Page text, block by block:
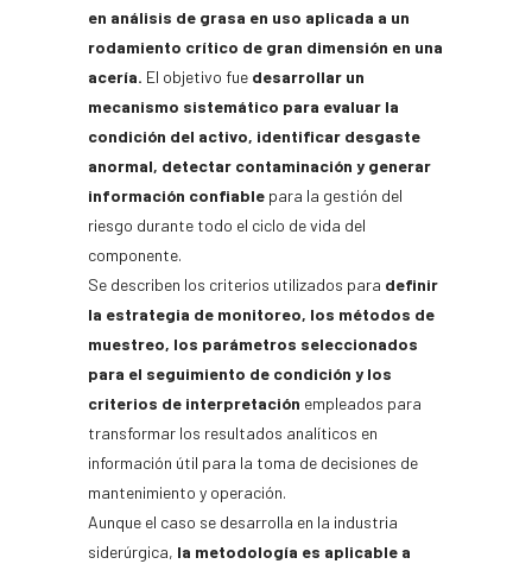
en análisis de grasa en uso aplicada a un
rodamiento crítico de gran dimensión en una
acería. El objetivo fue desarrollar un
mecanismo sistemático para evaluar la
condición del activo, identificar desgaste
anormal, detectar contaminación y generar
información confiable para la gestión del
riesgo durante todo el ciclo de vida del
componente.
Se describen los criterios utilizados para definir
la estrategia de monitoreo, los métodos de
muestreo, los parámetros seleccionados
para el seguimiento de condición y los
criterios de interpretación empleados para
transformar los resultados analíticos en
información útil para la toma de decisiones de
mantenimiento y operación.
Aunque el caso se desarrolla en la industria
siderúrgica, la metodología es aplicable a